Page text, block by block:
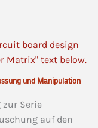
und Manipulation
Serie
auf den